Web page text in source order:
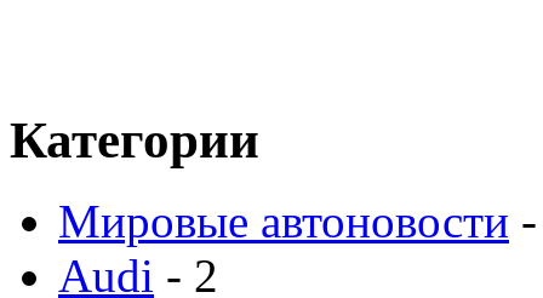
Категории
Мировые автоновости
Audi - 2